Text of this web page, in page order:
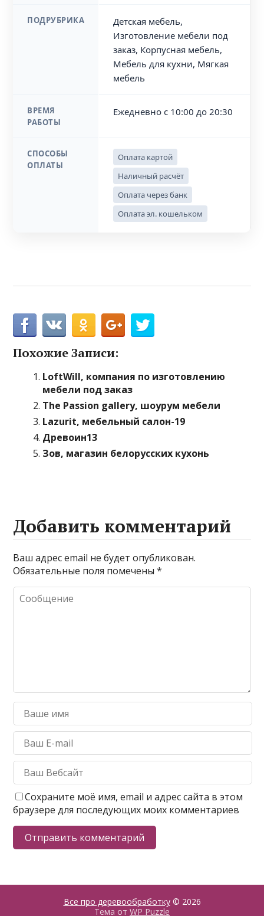
ПОДРУБРИКА
Детская мебель,
Изготовление мебели под
заказ, Корпусная мебель,
Мебель для кухни, Мягкая
мебель
ВРЕМЯ
РАБОТЫ
Ежедневно с 10:00 до 20:30
СПОСОБЫ
ОПЛАТЫ
Оплата картой
Наличный расчёт
Оплата через банк
Оплата эл. кошельком
Похожие Записи:
LoftWill, компания по изготовлению
мебели под заказ
The Passion gallery, шоурум мебели
Lazurit, мебельный салон-19
Древоин13
Зов, магазин белорусских кухонь
Добавить комментарий
Ваш адрес email не будет опубликован.
Обязательные поля помечены*
Сохраните моё имя, email и адрес сайта в этом
браузере для последующих моих комментариев
Все про деревообработку© 2026
Тема от WP Puzzle